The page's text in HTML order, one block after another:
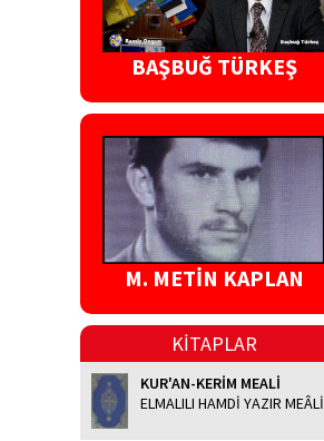
BAŞBUĞ TÜRKEŞ
M. METİN KAPLAN
KİTAPLAR
KUR'AN-KERİM MEALİ
ELMALILI HAMDİ YAZIR MEÂLİ